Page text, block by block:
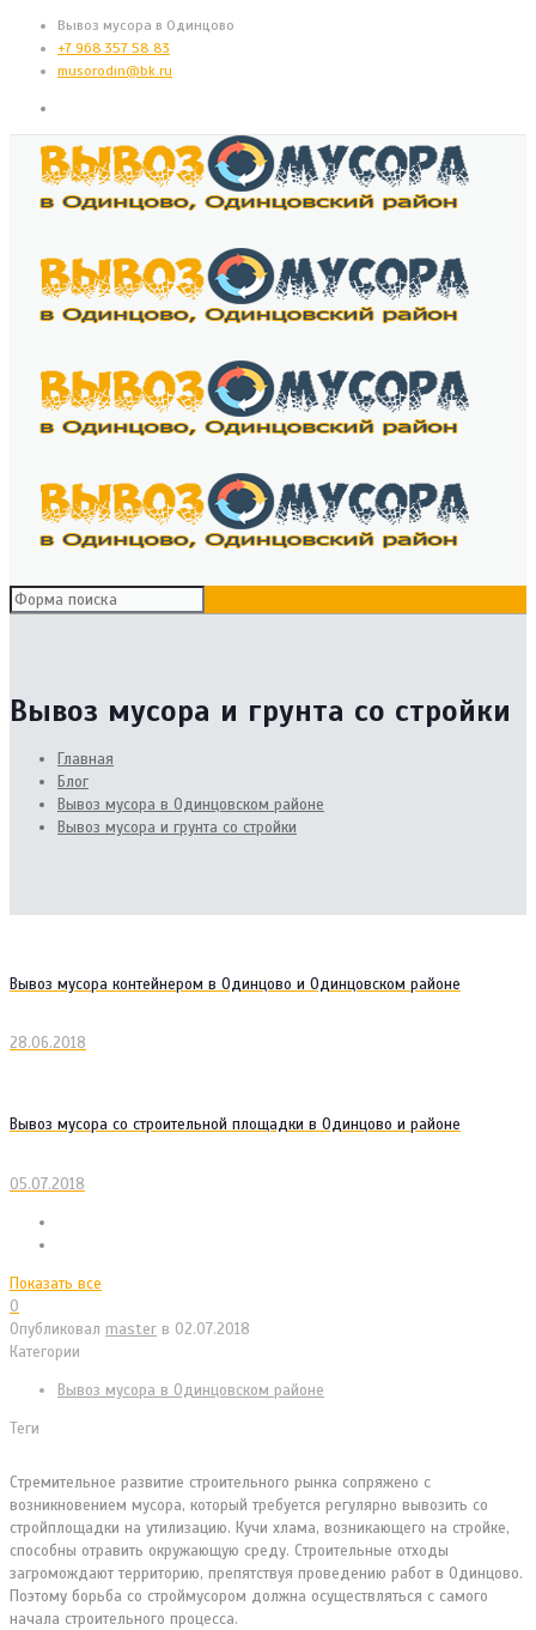
Вывоз мусора в Одинцово
+7 968 357 58 83
musorodin@bk.ru
Вывоз мусора и грунта со стройки
Главная
Блог
Вывоз мусора в Одинцовском районе
Вывоз мусора и грунта со стройки
Вывоз мусора контейнером в Одинцово и Одинцовском районе
28.06.2018
Вывоз мусора со строительной площадки в Одинцово и районе
05.07.2018
Показать все
0
Опубликовал master в 02.07.2018
Категории
Вывоз мусора в Одинцовском районе
Теги
Стремительное развитие строительного рынка сопряжено с
возникновением мусора, который требуется регулярно вывозить со
стройплощадки на утилизацию. Кучи хлама, возникающего на стройке,
способны отравить окружающую среду. Строительные отходы
загромождают территорию, препятствуя проведению работ в Одинцово.
Поэтому борьба со строймусором должна осуществляться с самого
начала строительного процесса.